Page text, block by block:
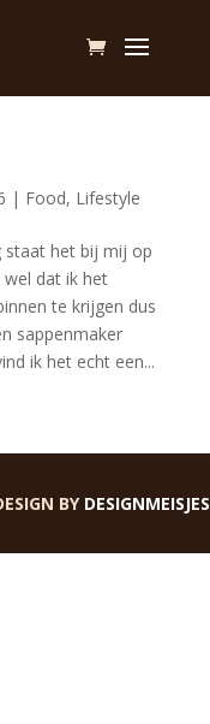
| Food, Lifestyle
staat het bij mij op
wel dat ik het
te krijgen dus
sappenmaker
ik het echt een...
BY DESIGNMEISJES